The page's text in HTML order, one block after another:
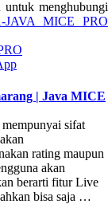
menghubungi
MICE PRO
| Java MICE
sifat
rating maupun
akan
berarti fitur Live
bisa saja …